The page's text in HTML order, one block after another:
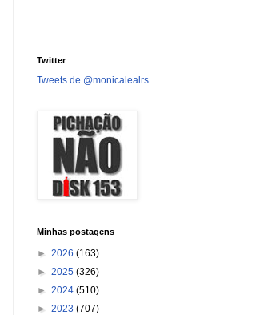
Twitter
Tweets de @monicalealrs
Minhas postagens
► 2026 (163)
► 2025 (326)
► 2024 (510)
► 2023 (707)